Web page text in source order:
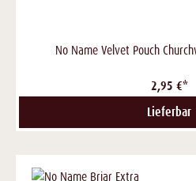
No Name Velvet Pouch
2,95 €*
Lieferbar